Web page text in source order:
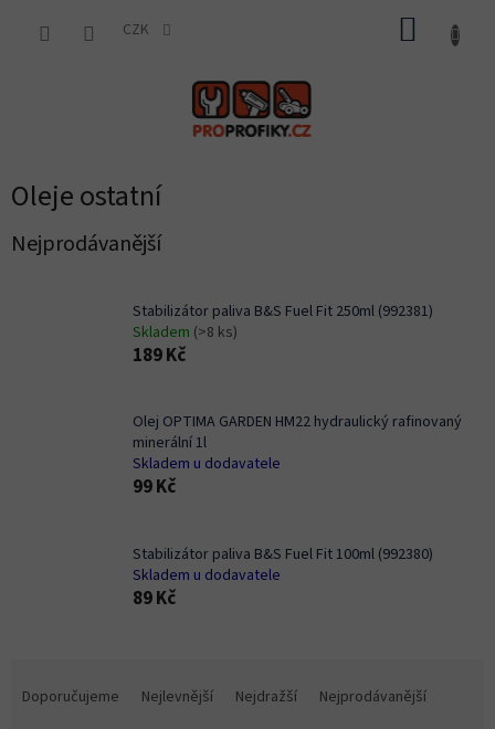
CZK
Oleje ostatní
Nejprodávanější
Stabilizátor paliva B&S Fuel Fit 250ml (992381)
Skladem (>8 ks)
189 Kč
Olej OPTIMA GARDEN HM22 hydraulický rafinovaný
minerální 1l
Skladem u dodavatele
99 Kč
Stabilizátor paliva B&S Fuel Fit 100ml (992380)
Skladem u dodavatele
89 Kč
Doporučujeme Nejlevnější Nejdražší
Nejprodávanější